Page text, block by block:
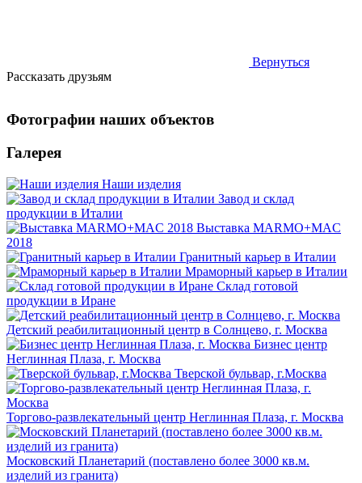
Вернуться
Рассказать друзьям
Фотографии наших объектов
Галерея
Наши изделия
Завод и склад
продукции в Италии
Выставка MARMO+MAC
2018
Гранитный карьер в Италии
Мраморный карьер в Италии
Склад готовой
продукции в Иране
Детский реабилитационный центр в Солнцево, г. Москва
Бизнес центр
Неглинная Плаза, г. Москва
Тверской бульвар, г.Москва
Торгово-развлекательный центр Неглинная Плаза, г. Москва
Московский Планетарий (поставлено более 3000 кв.м.
изделий из гранита)